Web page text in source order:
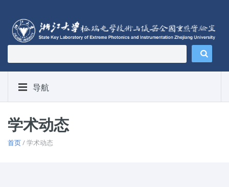
导航
学术动态
首页/ 学术动态